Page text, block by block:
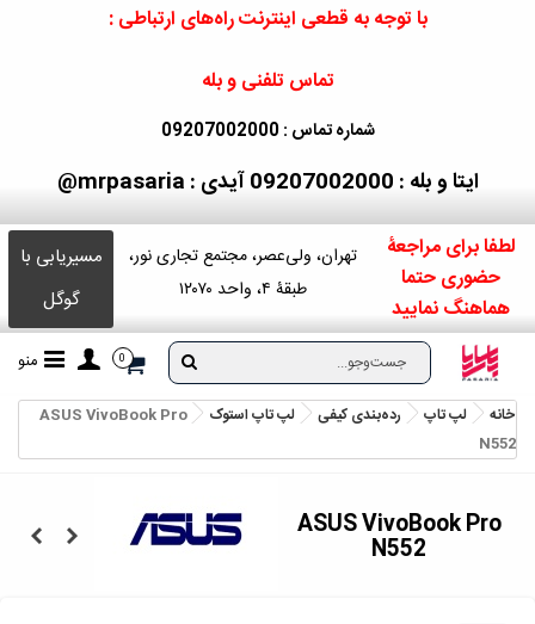
با توجه به قطعی اینترنت راه‌های ارتباطی :
تماس تلفنی و بله
شماره تماس : 09207002000
ایتا و بله : 09207002000 آیدی : mrpasaria@
لطفا برای مراجعۀ
حضوری حتما
هماهنگ نمایید
تهران، ولی‌عصر، مجتمع تجاری نور،
طبقۀ ۴، واحد ۱۲۰۷۰
مسیریابی با
گوگل
0 منو
خانه لپ تاپ رده‌بندی کیفی لپ‌ تاپ استوک
ASUS VivoBook Pro
N552
ASUS VivoBook Pro
N552